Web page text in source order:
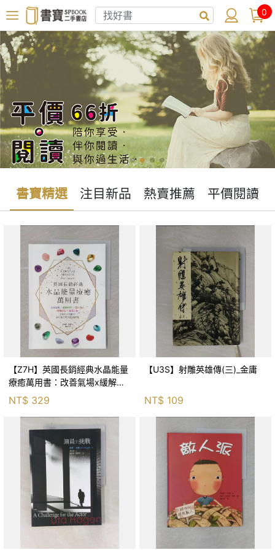
0
書寶精選 注目新品 熱賣推薦 平價閱讀
【Z7H】英國長銷經典水晶能量
療癒萬用書：改善氣場x緩解疼
痛x穩定身心x增加財富x促進人
緣，250種水晶礦石給你最完整
的生活對策_菲利
NT$ 329
【U3S】射雕英雄傳(三)_金庸
NT$ 109